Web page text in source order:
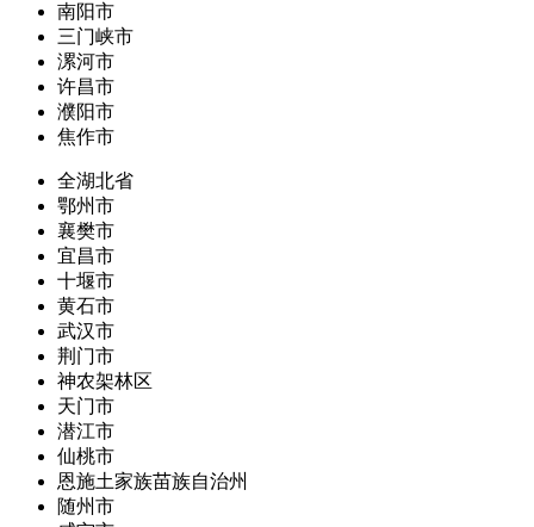
南阳市
三门峡市
漯河市
许昌市
濮阳市
焦作市
全湖北省
鄂州市
襄樊市
宜昌市
十堰市
黄石市
武汉市
荆门市
神农架林区
天门市
潜江市
仙桃市
恩施土家族苗族自治州
随州市